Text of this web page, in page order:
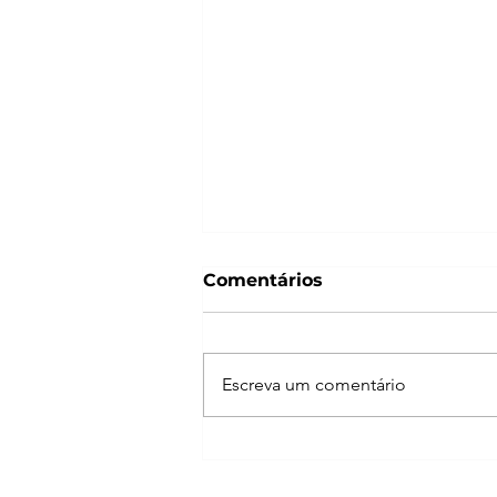
Comentários
Escreva um comentário